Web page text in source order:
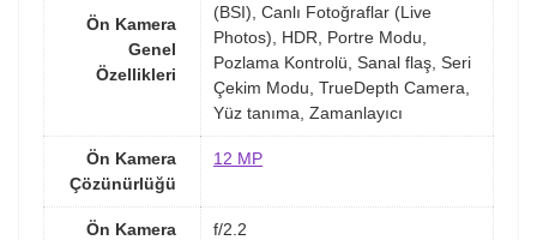
Ön Kamera
Genel
Özellikleri
(BSI), Canlı Fotoğraflar (Live
Photos), HDR, Portre Modu,
Pozlama Kontrolü, Sanal flaş, Seri
Çekim Modu, TrueDepth Camera,
Yüz tanıma, Zamanlayıcı
Ön Kamera
Çözünürlüğü
12 MP
Ön Kamera
f/2.2